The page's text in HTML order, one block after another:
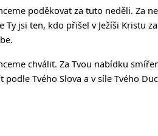
poděkovat za tuto neděli. Za
Ty jsi ten, kdo přišel v Ježíši Kristu
chválit. Za Tvou nabídku
podle Tvého Slova a v síle Tvého